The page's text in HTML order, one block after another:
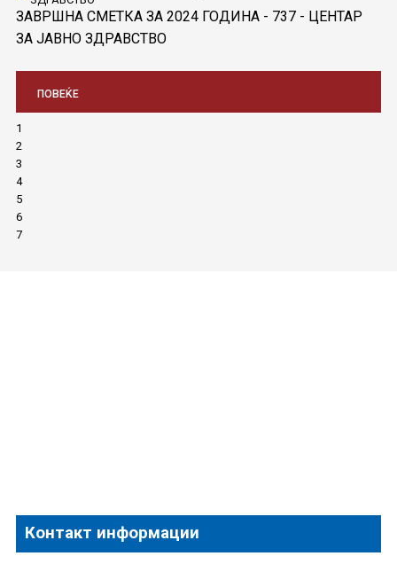
ЗАВРШНА СМЕТКА ЗА 2024 ГОДИНА - 737 - ЦЕНТАР
ЗА ЈАВНО ЗДРАВСТВО
ПОВЕЌЕ
1
2
3
4
5
6
7
Контакт информации